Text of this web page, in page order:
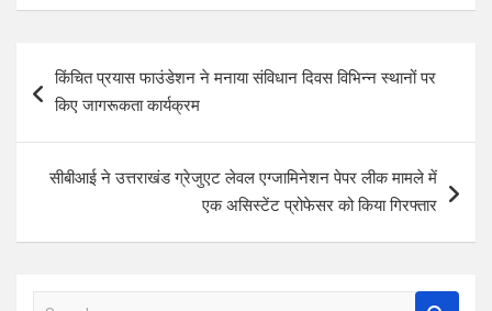
ce
o
k
tt at
s
A
p
er
t
ar
navigation
किंचित प्रयास फाउंडेशन ने मनाया संविधान दिवस विभिन्न स्थानों पर
किए जागरूकता कार्यक्रम
सीबीआई ने उत्तराखंड ग्रेजुएट लेवल एग्जामिनेशन पेपर लीक मामले में
एक असिस्टेंट प्रोफेसर को किया गिरफ्तार